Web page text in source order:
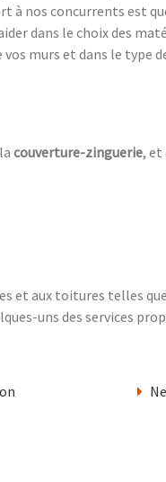
à nos concurrents est
dans le choix des
vos murs et dans le type
couverture-zinguerie, et
et aux toitures telles
uns des services